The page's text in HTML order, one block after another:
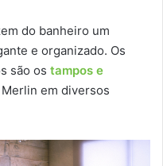
do banheiro um
e organizado. Os
são os tampos e
em diversos